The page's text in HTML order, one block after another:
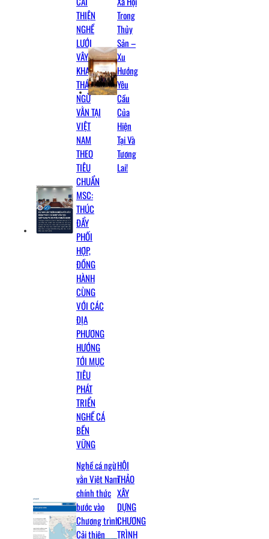
THIỆN
NGHỀ
LƯỚI
VÂY
KHAI
THÁC CÁ
NGỪ
VẰN TẠI
VIỆT
NAM
THEO
TIÊU
CHUẨN
MSC:
THÚC
ĐẨY
PHỐI
HỢP,
ĐỒNG
HÀNH
CÙNG
VỚI CÁC
ĐỊA
PHƯƠNG
HƯỚNG
TỚI MỤC
TIÊU
PHÁT
TRIỂN
NGHỀ CÁ
BỀN
VỮNG
Trong
Thủy
Sản –
Xu
Hướng
Yêu
Cầu
Của
Hiện
Tại Và
Tương
Lai!
Nghề cá ngừ
vằn Việt Nam
chính thức
bước vào
Chương trình
Cải thiện
HỘI
THẢO
XÂY
DỰNG
CHƯƠNG
TRÌNH